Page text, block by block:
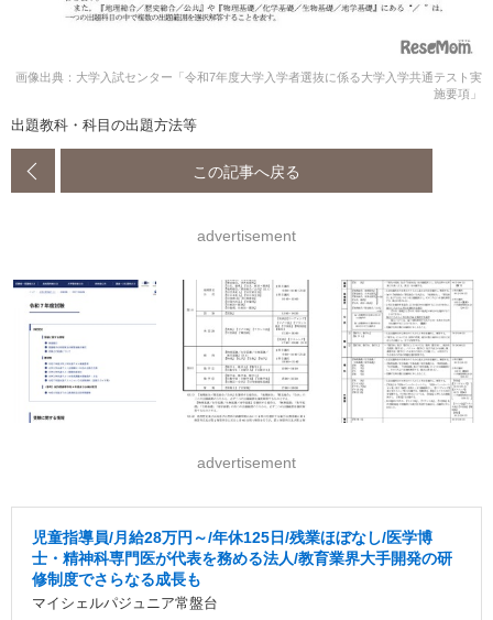
画像出典：大学入試センター「令和7年度大学入学者選抜に係る大学入学共通テスト実
施要項」
出題教科・科目の出題方法等
この記事へ戻る
advertisement
advertisement
児童指導員/月給28万円～/年休125日/残業ほぼなし/医学博
士・精神科専門医が代表を務める法人/教育業界大手開発の研
修制度でさらなる成長も
マイシェルパジュニア常盤台